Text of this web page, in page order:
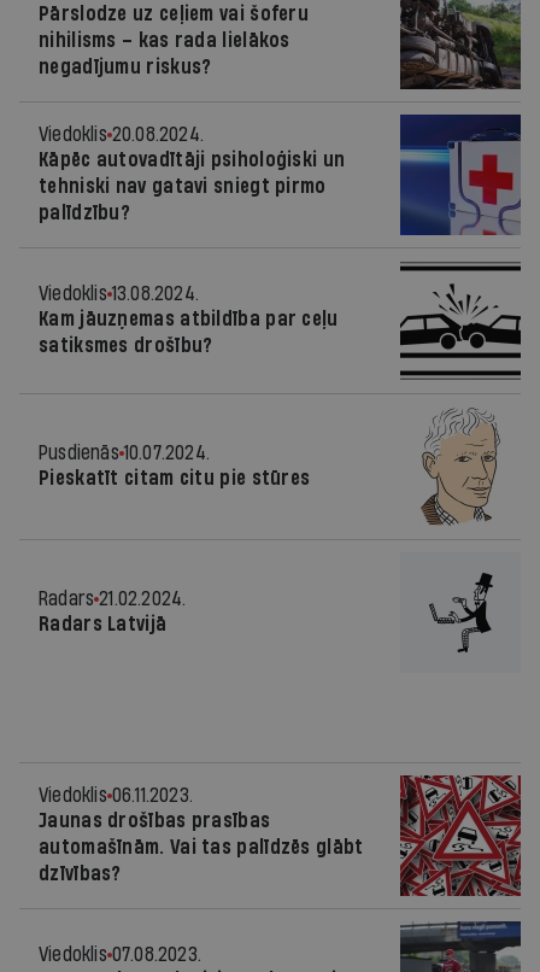
Pārslodze uz ceļiem vai šoferu
nihilisms – kas rada lielākos
negadījumu riskus?
Viedoklis 20.08.2024.
Kāpēc autovadītāji psiholoģiski un
tehniski nav gatavi sniegt pirmo
palīdzību?
Viedoklis 13.08.2024.
Kam jāuzņemas atbildība par ceļu
satiksmes drošību?
Pusdienās 10.07.2024.
Pieskatīt citam citu pie stūres
Radars 21.02.2024.
Radars Latvijā
Viedoklis 06.11.2023.
Jaunas drošības prasības
automašīnām. Vai tas palīdzēs glābt
dzīvības?
Viedoklis 07.08.2023.